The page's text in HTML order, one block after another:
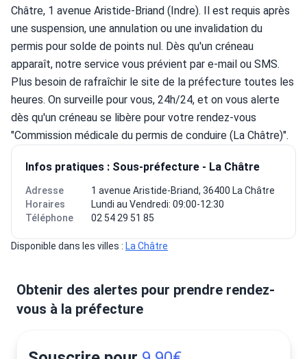
Châtre, 1 avenue Aristide-Briand (Indre). Il est requis après
une suspension, une annulation ou une invalidation du
permis pour solde de points nul. Dès qu'un créneau
apparaît, notre service vous prévient par e-mail ou SMS.
Plus besoin de rafraîchir le site de la préfecture toutes les
heures. On surveille pour vous, 24h/24, et on vous alerte
dès qu'un créneau se libère pour votre rendez-vous
"Commission médicale du permis de conduire (La Châtre)".
Infos pratiques : Sous-préfecture - La Châtre
Adresse
1 avenue Aristide-Briand, 36400 La Châtre
Horaires
Lundi au Vendredi: 09:00-12:30
Téléphone
02 54 29 51 85
Disponible dans les villes : La Châtre
Obtenir des alertes pour prendre rendez-
vous à la préfecture